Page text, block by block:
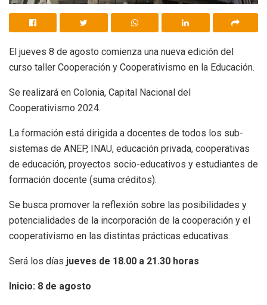
El jueves 8 de agosto comienza una nueva edición del
curso taller Cooperación y Cooperativismo en la Educación.
Se realizará en Colonia, Capital Nacional del
Cooperativismo 2024.
La formación está dirigida a docentes de todos los sub-
sistemas de ANEP, INAU, educación privada, cooperativas
de educación, proyectos socio-educativos y estudiantes de
formación docente (suma créditos).
Se busca promover la reflexión sobre las posibilidades y
potencialidades de la incorporación de la cooperación y el
cooperativismo en las distintas prácticas educativas.
Será los días jueves de 18.00 a 21.30 horas
Inicio: 8 de agosto